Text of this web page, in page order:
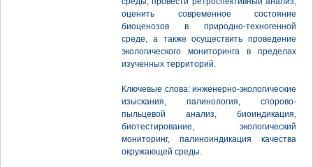
оценить современное состояние
биоценозов в природно-техногенной
среде, а также осуществить проведение
экологического мониторинга в пределах
изученных территорий.
Ключевые слова: инженерно-экологические
изыскания, палинология, спорово-
пыльцевой анализ, биоиндикация,
биотестирование, экологический
мониторинг, палиноиндикация качества
окружающей среды.